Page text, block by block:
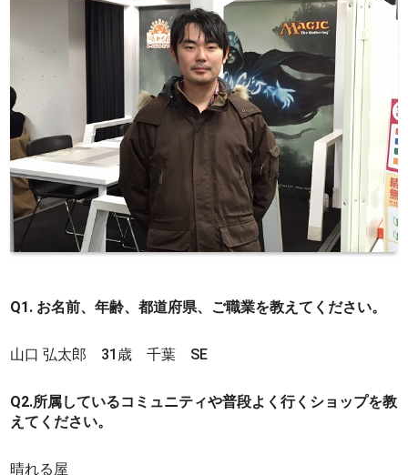
Q1. お名前、年齢、都道府県、ご職業を教えてください。
山口 弘太郎 31歳 千葉 SE
Q2.所属しているコミュニティや普段よく行くショップを教
えてください。
晴れる屋